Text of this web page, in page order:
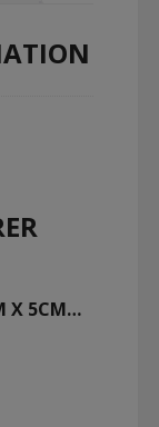
GADEKOST / STALDKOST 46CM X 5CM M/ BAHIA PLANTEFIBRE MEGET SMIDIGE. OLIERET BØGETRÆ